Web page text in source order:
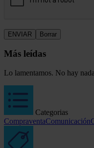
Más leídas
Lo lamentamos. No hay
Categorias
CompraventaComunicación